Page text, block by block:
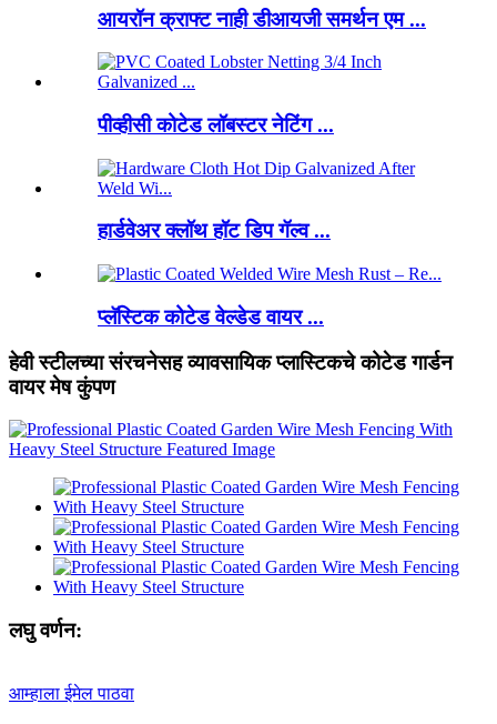
आयरॉन क्राफ्ट नाही डीआयजी समर्थन एम ...
पीव्हीसी कोटेड लॉबस्टर नेटिंग ...
हार्डवेअर क्लॉथ हॉट डिप गॅल्व ...
प्लॅस्टिक कोटेड वेल्डेड वायर ...
हेवी स्टीलच्या संरचनेसह व्यावसायिक प्लास्टिकचे कोटेड गार्डन
वायर मेष कुंपण
लघु वर्णन:
आम्हाला ईमेल पाठवा